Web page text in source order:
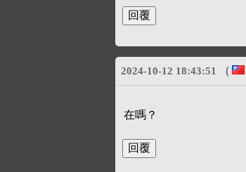
2024-10-12 18:43:51 （
在嗎？